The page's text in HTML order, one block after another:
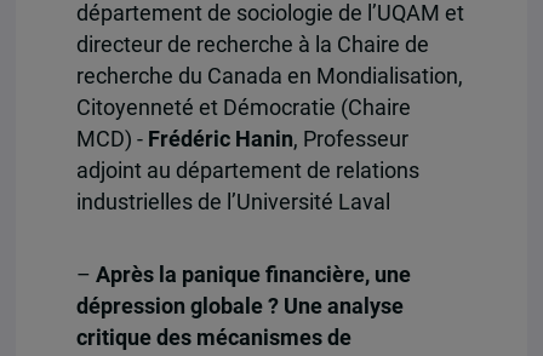
département de sociologie de l’UQAM et
directeur de recherche à la Chaire de
recherche du Canada en Mondialisation,
Citoyenneté et Démocratie (Chaire
MCD) - Frédéric Hanin, Professeur
adjoint au département de relations
industrielles de l’Université Laval
– Après la panique financière, une
dépression globale ? Une analyse
critique des mécanismes de